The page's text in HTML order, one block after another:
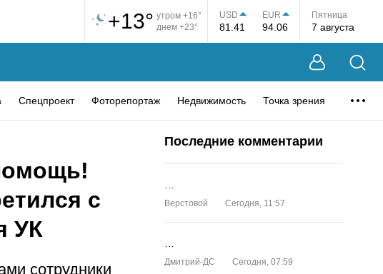
+13° утром +16°
днем +23°
USD
81.41
EUR
94.06
Пятница
7 августа
Спецпроект Фоторепортаж Недвижимость Точка зрения
с
УК
сотрудники
Последние комментарии
Верстовой Сегодня, 11:57
Дмитрий-ДС Сегодня, 07:59